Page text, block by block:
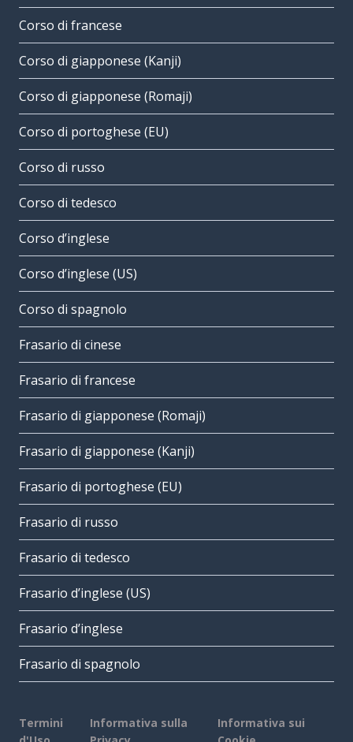
Corso di francese
Corso di giapponese (Kanji)
Corso di giapponese (Romaji)
Corso di portoghese (EU)
Corso di russo
Corso di tedesco
Corso d’inglese
Corso d’inglese (US)
Corso di spagnolo
Frasario di cinese
Frasario di francese
Frasario di giapponese (Romaji)
Frasario di giapponese (Kanji)
Frasario di portoghese (EU)
Frasario di russo
Frasario di tedesco
Frasario d’inglese (US)
Frasario d’inglese
Frasario di spagnolo
Termini
Informativa sulla
Informativa sui